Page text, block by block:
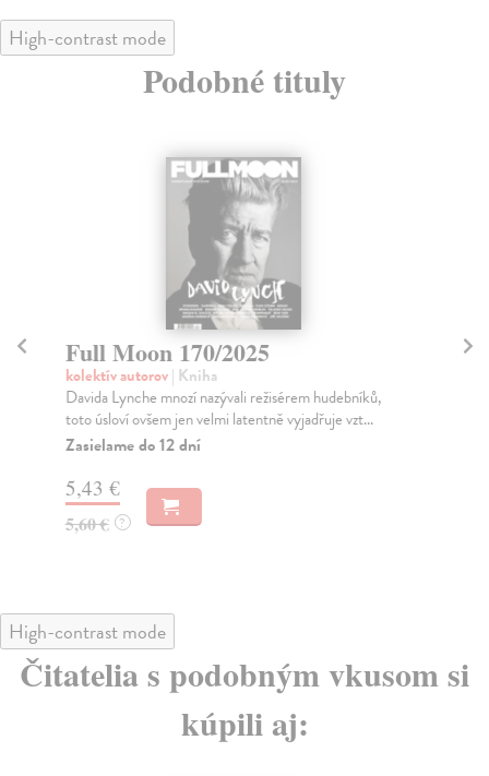
High-contrast mode
Podobné tituly
Full Moon 104/2019
kolektív autorov| Kniha
Prosinec vybízí k tradičnímu bilancování a už teď je
jasné, že jedním z nejlépe hodnocených alb leto...
Zasielame do 12 dní
4,07 €
4,20 € ?
High-contrast mode
Čitatelia s podobným vkusom si
kúpili aj: